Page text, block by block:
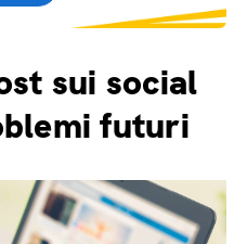
sui social
futuri